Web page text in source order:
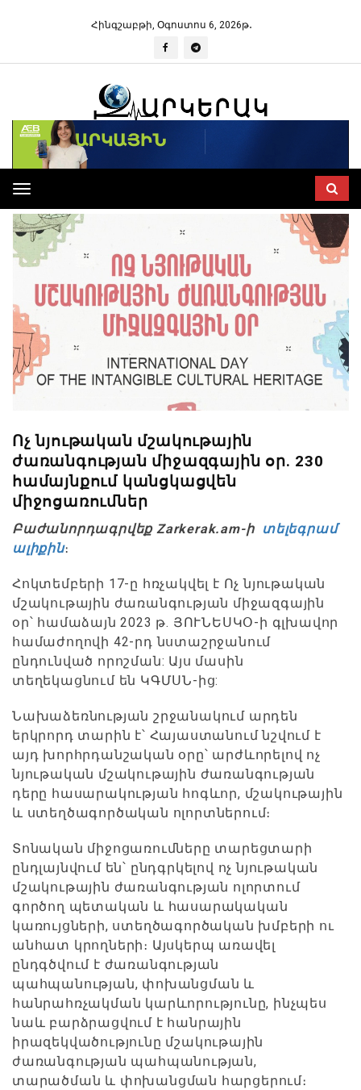
Հինգշաբթի, Օգոստոս 6, 2026թ․
Toggle
navigation
Ոչ նյութական մշակութային
ժառանգության միջազգային օր. 230
համայնքում կանցկացվեն
միջոցառումներ
Բաժանորդագրվեք Zarkerak.am-ի տելեգրամ
ալիքին։
Հոկտեմբերի 17-ը հռչակվել է Ոչ նյութական
մշակութային ժառանգության միջազգային
օր՝ համաձայն 2023 թ. ՅՈՒՆԵՍԿՕ-ի գլխավոր
համաժողովի 42-րդ նստաշրջանում
ընդունված որոշման: Այս մասին
տեղեկացնում են ԿԳՄՍՆ-ից:
Նախաձեռնության շրջանակում արդեն
երկրորդ տարին է՝ Հայաստանում նշվում է
այդ խորհրդանշական օրը՝ արժևորելով ոչ
նյութական մշակութային ժառանգության
դերը հասարակության հոգևոր, մշակութային
և ստեղծագործական ոլորտներում։
Տոնական միջոցառումները տարեցտարի
ընդլայնվում են՝ ընդգրկելով ոչ նյութական
մշակութային ժառանգության ոլորտում
գործող պետական և հասարակական
կառույցների, ստեղծագործական խմբերի ու
անհատ կրողների։ Այսկերպ առավել
ընդգծվում է ժառանգության
պահպանության, փոխանցման և
հանրահռչակման կարևորությունը, ինչպես
նաև բարձրացվում է հանրային
իրազեկվածությունը մշակութային
ժառանգության պահպանության,
տարածման և փոխանցման հարցերում։